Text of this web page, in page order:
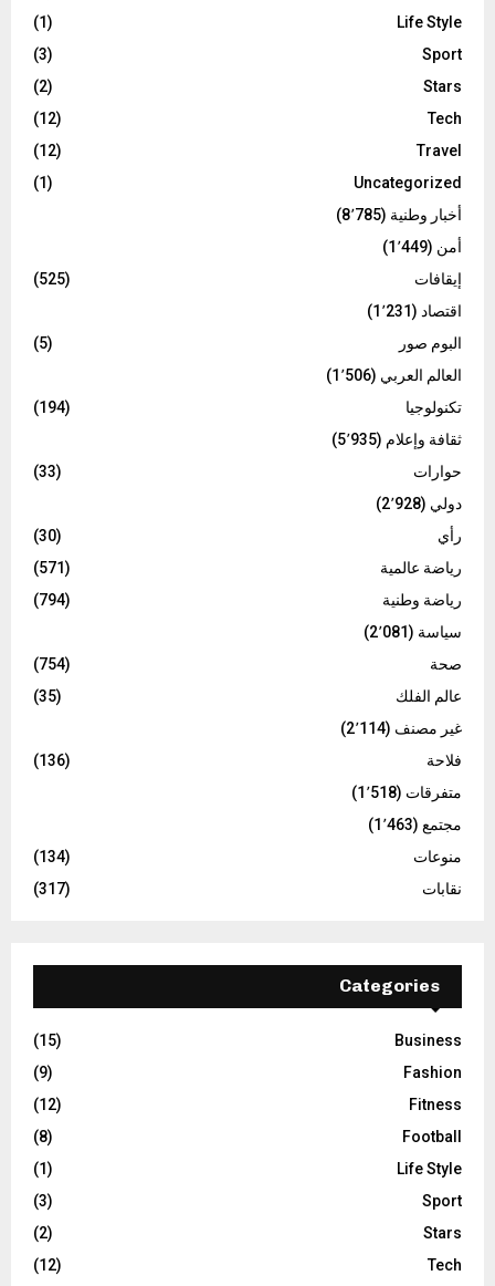
Life Style
(1)
Sport
(3)
Stars
(2)
Tech
(12)
Travel
(12)
Uncategorized
(1)
أخبار وطنية (8٬785)
أمن (1٬449)
إيقافات
(525)
اقتصاد (1٬231)
البوم صور
(5)
العالم العربي (1٬506)
تكنولوجيا
(194)
ثقافة وإعلام (5٬935)
حوارات
(33)
دولي (2٬928)
رأي
(30)
رياضة عالمية
(571)
رياضة وطنية
(794)
سياسة (2٬081)
صحة
(754)
عالم الفلك
(35)
غير مصنف (2٬114)
فلاحة
(136)
متفرقات (1٬518)
مجتمع (1٬463)
منوعات
(134)
نقابات
(317)
Categories
Business
(15)
Fashion
(9)
Fitness
(12)
Football
(8)
Life Style
(1)
Sport
(3)
Stars
(2)
Tech
(12)